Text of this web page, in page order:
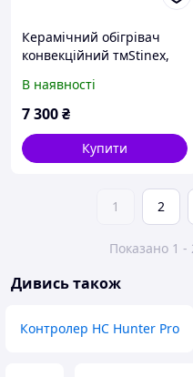
Керамічний обігрівач
конвекційний тмStinex,
1400/220 Dark
В наявності
7 300₴
Купити
1 2
Показано 1 -
Дивись також
Контролер HC Hunter Pro